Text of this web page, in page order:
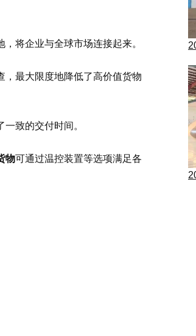
，将企业与全球市场连接起来。
，最大限度地降低了高价值货物
致的交付时间。
物可通过温控装置等选项满足各